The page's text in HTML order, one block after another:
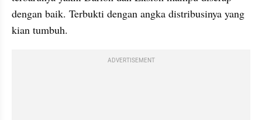
dengan baik. Terbukti dengan angka distribusinya yang
kian tumbuh.
ADVERTISEMENT